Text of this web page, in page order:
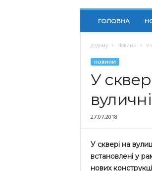
ГОЛОВНА
додому Новини У
НОВИНИ
У
27.07.2018
У сквері на
встановлені у
нових